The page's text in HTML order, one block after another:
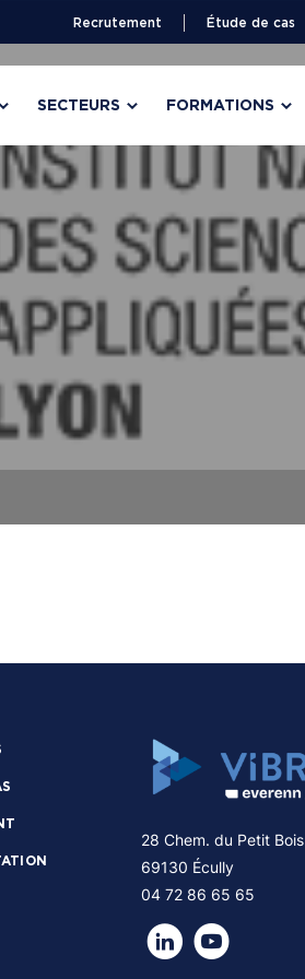
SECTEURS FORMATIONS
Recrutement Étude de cas
28 Chem. du Petit Bois
69130 Écully
04 72 86 65 65